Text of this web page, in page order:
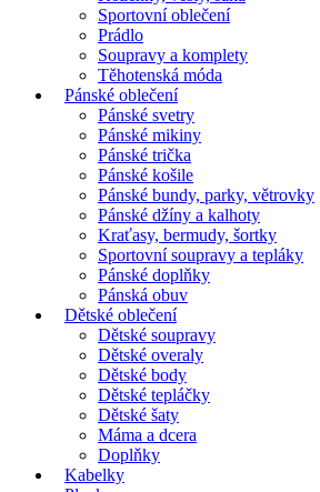
Sportovní oblečení
Prádlo
Soupravy a komplety
Těhotenská móda
Pánské oblečení
Pánské svetry
Pánské mikiny
Pánské trička
Pánské košile
Pánské bundy, parky, větrovky
Pánské džíny a kalhoty
Kraťasy, bermudy, šortky
Sportovní soupravy a tepláky
Pánské doplňky
Pánská obuv
Dětské oblečení
Dětské soupravy
Dětské overaly
Dětské body
Dětské tepláčky
Dětské šaty
Máma a dcera
Doplňky
Kabelky